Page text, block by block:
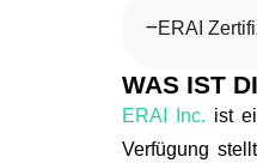
ERAI
WAS IST
ERAI Inc. ist
Verfügung